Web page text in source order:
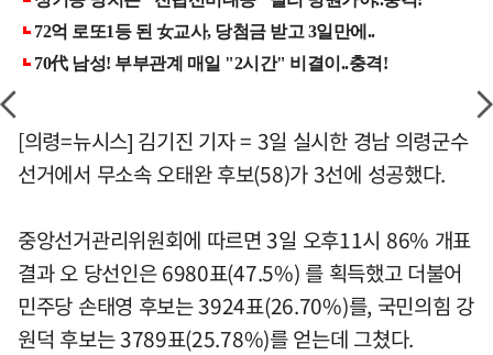
[의령=뉴시스] 김기진 기자 = 3일 실시한 경남 의령군수
선거에서 무소속 오태완 후보(58)가 3선에 성공했다.
중앙선거관리위원회에 따르면 3일 오후11시 86% 개표
결과 오 당선인은 6980표(47.5%) 를 획득했고 더불어
민주당 손태영 후보는 3924표(26.70%)를, 국민의힘 강
원덕 후보는 3789표(25.78%)를 얻는데 그쳤다.